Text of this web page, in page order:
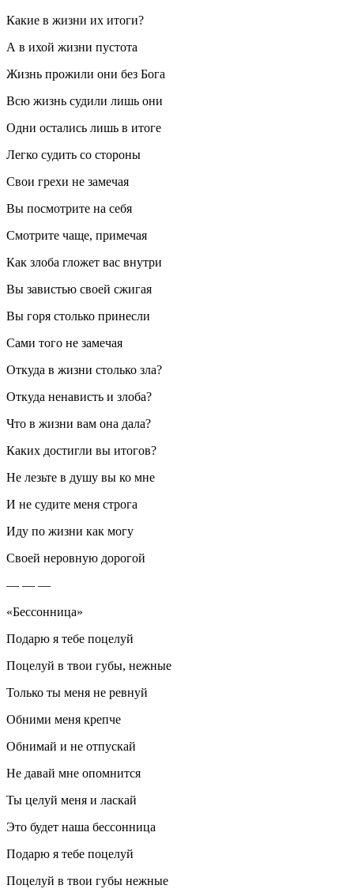
Какие в жизни их итоги?
А в ихой жизни пустота
Жизнь прожили они без Бога
Всю жизнь судили лишь они
Одни остались лишь в итоге
Легко судить со стороны
Свои грехи не замечая
Вы посмотрите на себя
Смотрите чаще, примечая
Как злоба гложет вас внутри
Вы завистью своей сжигая
Вы горя столько принесли
Сами того не замечая
Откуда в жизни столько зла?
Откуда ненависть и злоба?
Что в жизни вам она дала?
Каких достигли вы итогов?
Не лезьте в душу вы ко мне
И не судите меня строга
Иду по жизни как могу
Своей неровную дорогой
— — —
«Бессонница»
Подарю я тебе поцелуй
Поцелуй в твои губы, нежные
Только ты меня не ревнуй
Обними меня крепче
Обнимай и не отпускай
Не давай мне опомнится
Ты целуй меня и ласкай
Это будет наша бессонница
Подарю я тебе поцелуй
Поцелуй в твои губы нежные